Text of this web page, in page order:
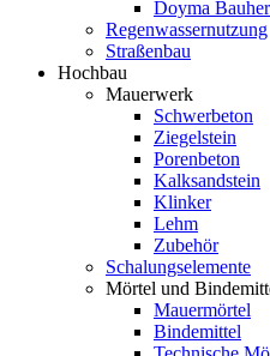
Doyma
Regenwassernutzung
Straßenbau
Hochbau
Mauerwerk
Schwerbeton
Ziegelstein
Porenbeton
Kalksandstein
Klinker
Lehm
Zubehör
Schalungselemente
Mörtel und
Mauermörtel
Bindemittel